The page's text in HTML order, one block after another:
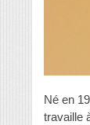
Né en
travaille